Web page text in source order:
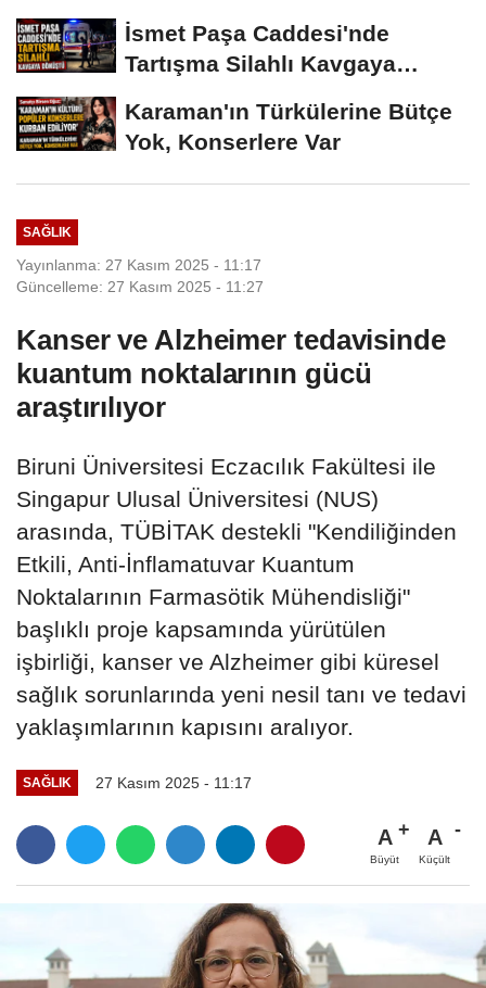
İsmet Paşa Caddesi'nde
Tartışma Silahlı Kavgaya
Karaman'ın Türkülerine Bütçe
Yok, Konserlere Var
SAĞLIK
Yayınlanma: 27 Kasım 2025 - 11:17
Güncelleme: 27 Kasım 2025 - 11:27
Kanser ve Alzheimer tedavisinde
kuantum noktalarının gücü
araştırılıyor
Biruni Üniversitesi Eczacılık Fakültesi ile
Singapur Ulusal Üniversitesi (NUS)
arasında, TÜBİTAK destekli "Kendiliğinden
Etkili, Anti-İnflamatuvar Kuantum
Noktalarının Farmasötik Mühendisliği"
başlıklı proje kapsamında yürütülen
işbirliği, kanser ve Alzheimer gibi küresel
sağlık sorunlarında yeni nesil tanı ve tedavi
yaklaşımlarının kapısını aralıyor.
SAĞLIK 27 Kasım 2025 - 11:17
A
Büyüt
A
Küçült